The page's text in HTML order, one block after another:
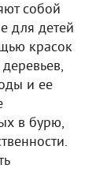
собой
для детей
красок
и ее
в бурю,